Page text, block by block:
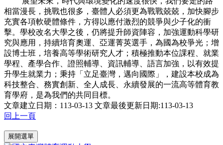
相當漫長，挑戰也很多，臺體人必須更為戰戰兢兢，加快腳步
充實各項軟硬體條件，方得以應付激烈的競爭與少子化的衝
擊。學校改名大學之後，仍將提升師資陣容，加強運動科學研
究與應用，持續培育奧運、亞運菁英選手，為國為校爭光；增
設博士班，培養高等學術研究人才；積極推動本位課程、就業
學程、產學合作、證照輔導、資訊輔導、語言加強，以有效提
升學生就業力；秉持「立足臺灣，邁向國際」，建設本校成為
科技整合、務實創新、全人成長、永續發展的一流高等體育教
育學府，是為我們的共同目標。
文章建立日期：113-03-13 文章最後更新日期:113-03-13
回上一頁
展開選單